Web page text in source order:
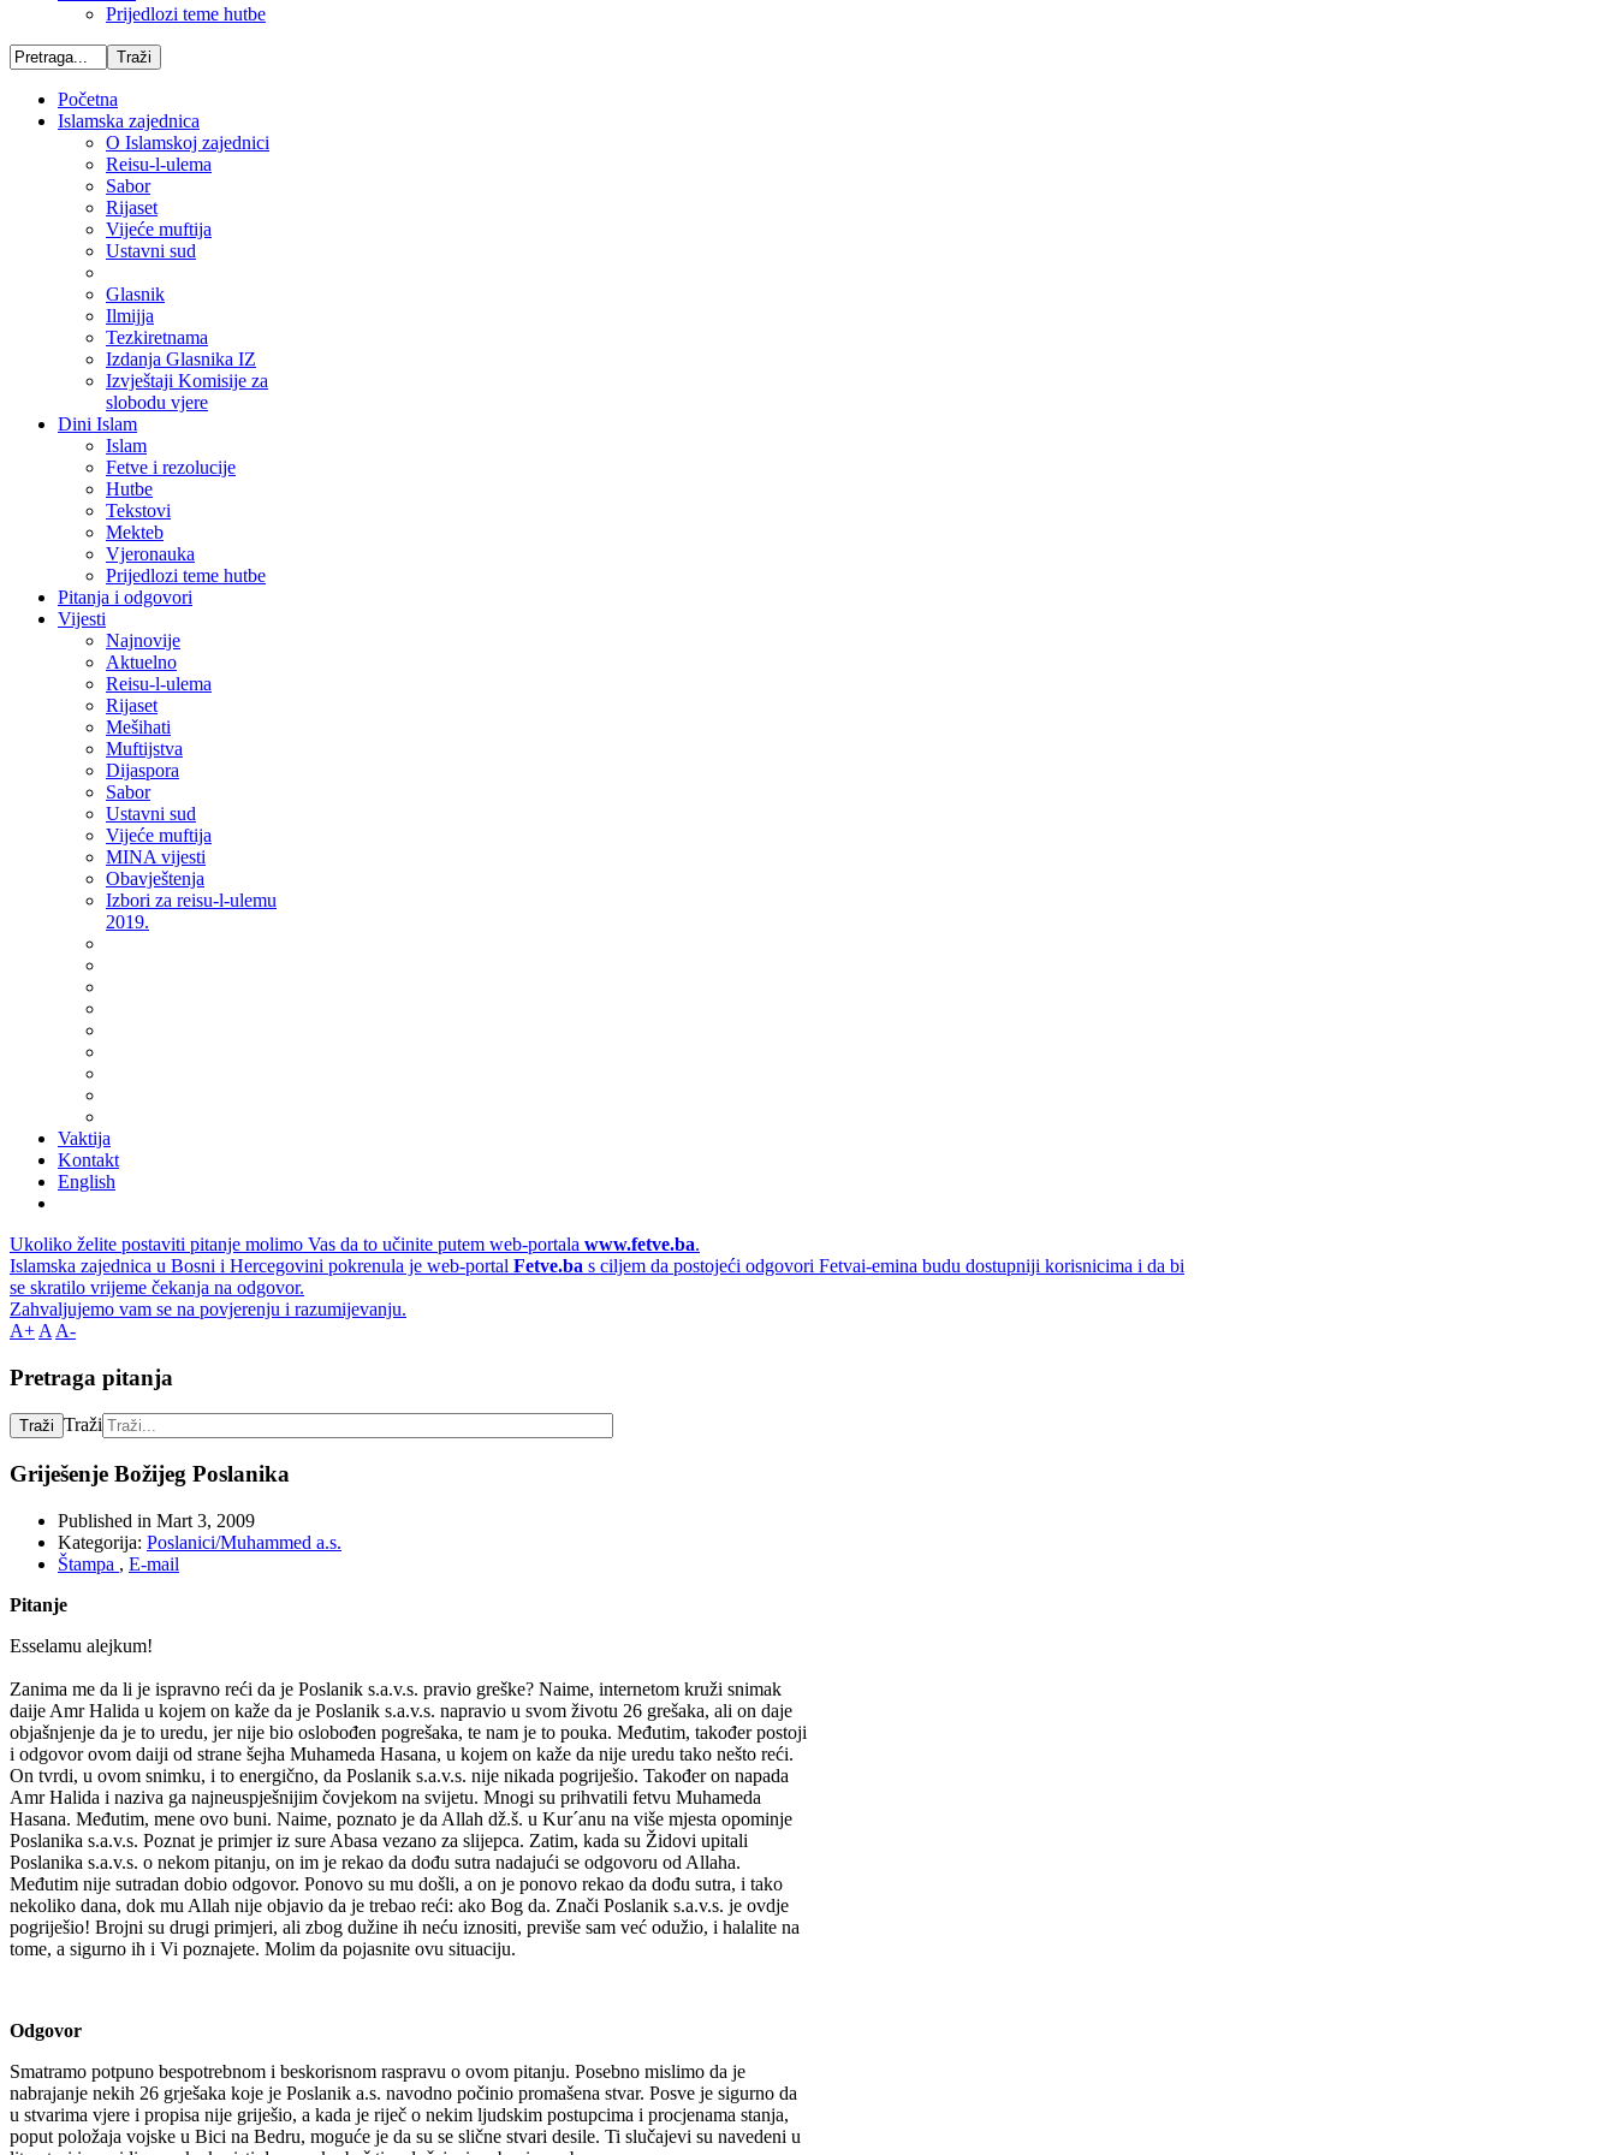
Prijedlozi teme hutbe
Početna
Islamska zajednica
O Islamskoj zajednici
Reisu-l-ulema
Sabor
Rijaset
Vijeće muftija
Ustavni sud
Glasnik
Ilmijja
Tezkiretnama
Izdanja Glasnika IZ
Izvještaji Komisije za
slobodu vjere
Dini Islam
Islam
Fetve i rezolucije
Hutbe
Tekstovi
Mekteb
Vjeronauka
Prijedlozi teme hutbe
Pitanja i odgovori
Vijesti
Najnovije
Aktuelno
Reisu-l-ulema
Rijaset
Mešihati
Muftijstva
Dijaspora
Sabor
Ustavni sud
Vijeće muftija
MINA vijesti
Obavještenja
Izbori za reisu-l-ulemu
2019.
Vaktija
Kontakt
English
Ukoliko želite postaviti pitanje molimo Vas da to učinite putem web-portala www.fetve.ba.
Islamska zajednica u Bosni i Hercegovini pokrenula je web-portal Fetve.ba s ciljem da postojeći odgovori Fetvai-emina budu dostupniji korisnicima i da bi
se skratilo vrijeme čekanja na odgovor.
Zahvaljujemo vam se na povjerenju i razumijevanju.
A+ A A-
Pretraga pitanja
Traži Traži
Griješenje Božijeg Poslanika
Published in Mart 3, 2009
Kategorija: Poslanici/Muhammed a.s.
Štampa , E-mail
Pitanje
Esselamu alejkum!
Zanima me da li je ispravno reći da je Poslanik s.a.v.s. pravio greške? Naime, internetom kruži snimak
daije Amr Halida u kojem on kaže da je Poslanik s.a.v.s. napravio u svom životu 26 grešaka, ali on daje
objašnjenje da je to uredu, jer nije bio oslobođen pogrešaka, te nam je to pouka. Međutim, također postoji
i odgovor ovom daiji od strane šejha Muhameda Hasana, u kojem on kaže da nije uredu tako nešto reći.
On tvrdi, u ovom snimku, i to energično, da Poslanik s.a.v.s. nije nikada pogriješio. Također on napada
Amr Halida i naziva ga najneuspješnijim čovjekom na svijetu. Mnogi su prihvatili fetvu Muhameda
Hasana. Međutim, mene ovo buni. Naime, poznato je da Allah dž.š. u Kur´anu na više mjesta opominje
Poslanika s.a.v.s. Poznat je primjer iz sure Abasa vezano za slijepca. Zatim, kada su Židovi upitali
Poslanika s.a.v.s. o nekom pitanju, on im je rekao da dođu sutra nadajući se odgovoru od Allaha.
Međutim nije sutradan dobio odgovor. Ponovo su mu došli, a on je ponovo rekao da dođu sutra, i tako
nekoliko dana, dok mu Allah nije objavio da je trebao reći: ako Bog da. Znači Poslanik s.a.v.s. je ovdje
pogriješio! Brojni su drugi primjeri, ali zbog dužine ih neću iznositi, previše sam već odužio, i halalite na
tome, a sigurno ih i Vi poznajete. Molim da pojasnite ovu situaciju.
Odgovor
Smatramo potpuno bespotrebnom i beskorisnom raspravu o ovom pitanju. Posebno mislimo da je
nabrajanje nekih 26 grješaka koje je Poslanik a.s. navodno počinio promašena stvar. Posve je sigurno da
u stvarima vjere i propisa nije griješio, a kada je riječ o nekim ljudskim postupcima i procjenama stanja,
poput položaja vojske u Bici na Bedru, moguće je da su se slične stvari desile. Ti slučajevi su navedeni u